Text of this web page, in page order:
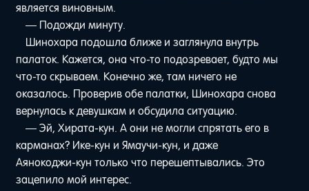
является виновным.
— Подожди минуту.
Шинохара подошла ближе и заглянула внутрь
палаток. Кажется, она что-то подозревает, будто мы
что-то скрываем. Конечно же, там ничего не
оказалось. Проверив обе палатки, Шинохара снова
вернулась к девушкам и обсудила ситуацию.
— Эй, Хирата-кун. А они не могли спрятать его в
карманах? Ике-кун и Ямаучи-кун, и даже
Аянокоджи-кун только что перешептывались. Это
зацепило мой интерес.